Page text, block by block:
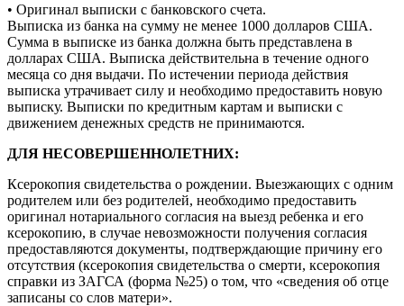
• Оригинал выписки с банковского счета.
Выписка из банка на сумму не менее 1000 долларов США.
Сумма в выписке из банка должна быть представлена в
долларах США. Выписка действительна в течение одного
месяца со дня выдачи. По истечении периода действия
выписка утрачивает силу и необходимо предоставить новую
выписку. Выписки по кредитным картам и выписки с
движением денежных средств не принимаются.
ДЛЯ НЕСОВЕРШЕННОЛЕТНИХ:
Ксерокопия свидетельства о рождении. Выезжающих с одним
родителем или без родителей, необходимо предоставить
оригинал нотариального согласия на выезд ребенка и его
ксерокопию, в случае невозможности получения согласия
предоставляются документы, подтверждающие причину его
отсутствия (ксерокопия свидетельства о смерти, ксерокопия
справки из ЗАГСА (форма №25) о том, что «сведения об отце
записаны со слов матери».